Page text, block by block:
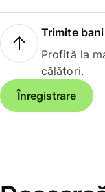
Trimite
Profită la
călători.
Înregistrare